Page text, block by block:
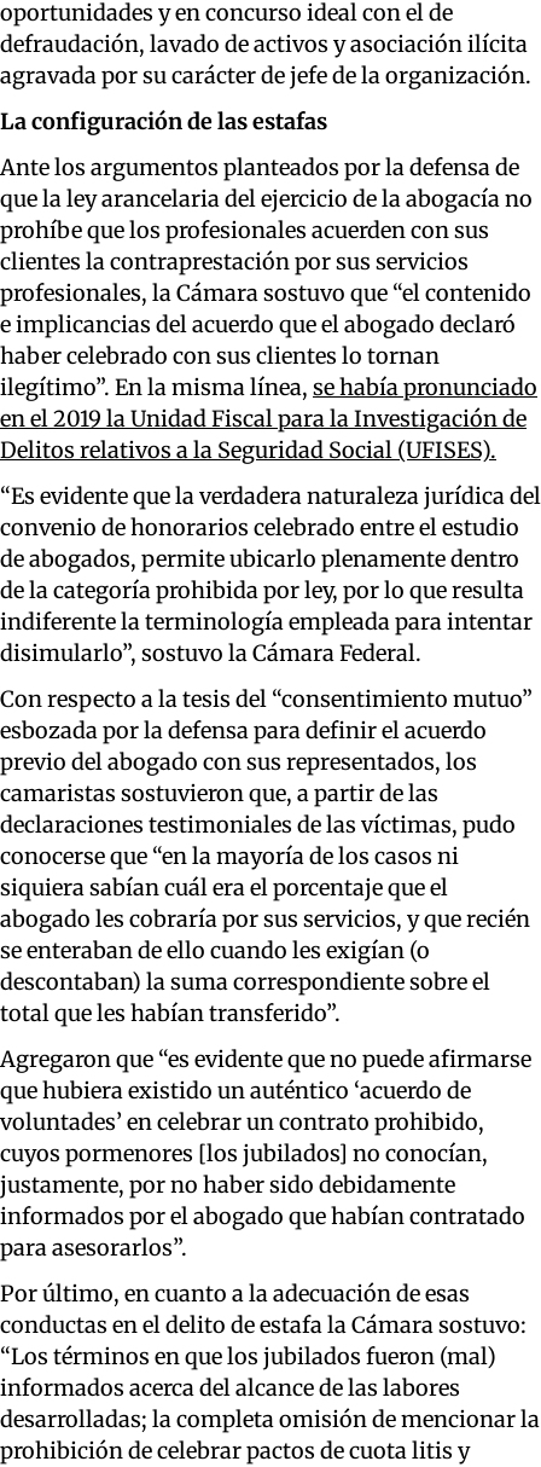
oportunidades y en concurso ideal con el de
defraudación, lavado de activos y asociación ilícita
agravada por su carácter de jefe de la organización.
La configuración de las estafas
Ante los argumentos planteados por la defensa de
que la ley arancelaria del ejercicio de la abogacía no
prohíbe que los profesionales acuerden con sus
clientes la contraprestación por sus servicios
profesionales, la Cámara sostuvo que “el contenido
e implicancias del acuerdo que el abogado declaró
haber celebrado con sus clientes lo tornan
ilegítimo”. En la misma línea, se había pronunciado
en el 2019 la Unidad Fiscal para la Investigación de
Delitos relativos a la Seguridad Social (UFISES).
“Es evidente que la verdadera naturaleza jurídica del
convenio de honorarios celebrado entre el estudio
de abogados, permite ubicarlo plenamente dentro
de la categoría prohibida por ley, por lo que resulta
indiferente la terminología empleada para intentar
disimularlo”, sostuvo la Cámara Federal.
Con respecto a la tesis del “consentimiento mutuo”
esbozada por la defensa para definir el acuerdo
previo del abogado con sus representados, los
camaristas sostuvieron que, a partir de las
declaraciones testimoniales de las víctimas, pudo
conocerse que “en la mayoría de los casos ni
siquiera sabían cuál era el porcentaje que el
abogado les cobraría por sus servicios, y que recién
se enteraban de ello cuando les exigían (o
descontaban) la suma correspondiente sobre el
total que les habían transferido”.
Agregaron que “es evidente que no puede afirmarse
que hubiera existido un auténtico ‘acuerdo de
voluntades’ en celebrar un contrato prohibido,
cuyos pormenores [los jubilados] no conocían,
justamente, por no haber sido debidamente
informados por el abogado que habían contratado
para asesorarlos”.
Por último, en cuanto a la adecuación de esas
conductas en el delito de estafa la Cámara sostuvo:
“Los términos en que los jubilados fueron (mal)
informados acerca del alcance de las labores
desarrolladas; la completa omisión de mencionar la
prohibición de celebrar pactos de cuota litis y